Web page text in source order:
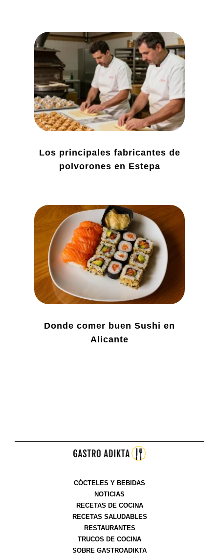
Los principales fabricantes de
polvorones en Estepa
Donde comer buen Sushi en
Alicante
CÓCTELES Y BEBIDAS
NOTICIAS
RECETAS DE COCINA
RECETAS SALUDABLES
RESTAURANTES
TRUCOS DE COCINA
SOBRE GASTROADIKTA